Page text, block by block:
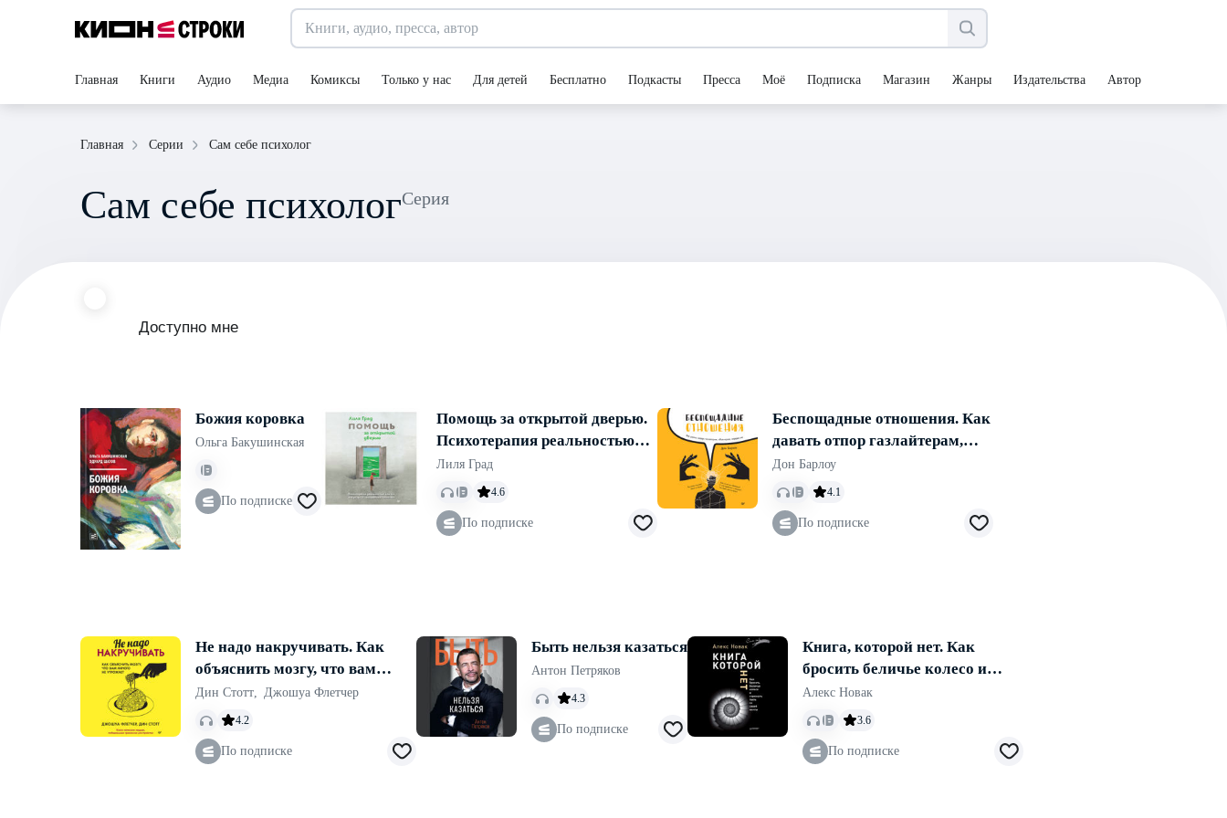
Главная Книги Аудио Медиа Комиксы Только у нас Для детей Бесплатно Подкасты Пресса Моё Подписка Магазин Жанры Издательства Авторы
Главная Серии Сам себе психолог
Сам себе психолог Серия
Доступно мне
Божия коровка
Ольга Бакушинская
По подписке
Помощь за открытой дверью.
Психотерапия реальностью
для тех, кто устал от
«волшебных таблеток»
Лиля Град
4.6
По подписке
Беспощадные отношения. Как
давать отпор газлайтерам,
абьюзерам, нарциссам
Дон Барлоу
4.1
По подписке
Не надо накручивать. Как
объяснить мозгу, что вам
ничего не угрожает
Дин Стотт, Джошуа Флетчер
4.2
По подписке
Быть нельзя казаться
Антон Петряков
4.3
По подписке
Книга, которой нет. Как
бросить беличье колесо и
стряхнуть пыль со своей
мечты
Алекс Новак
3.6
По подписке